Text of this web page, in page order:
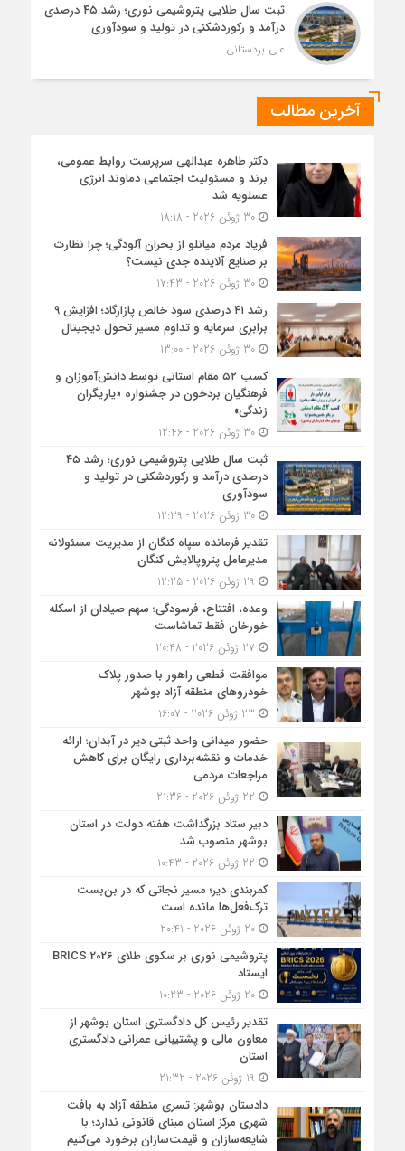
ثبت سال طلایی پتروشیمی نوری؛ رشد ۴۵ درصدی
درآمد و رکوردشکنی در تولید و سودآوری
علی بردستانی
آخرین مطالب
دکتر طاهره عبدالهی سرپرست روابط عمومی،
برند و مسئولیت اجتماعی دماوند انرژی
عسلویه شد
30 ژوئن 2026 - 18:18
فریاد مردم میانلو از بحران آلودگی؛ چرا نظارت
بر صنایع آلاینده جدی نیست؟
30 ژوئن 2026 - 17:43
رشد ۴۱ درصدی سود خالص پازارگاد؛ افزایش ۹
برابری سرمایه و تداوم مسیر تحول دیجیتال
30 ژوئن 2026 - 13:00
کسب ۵۲ مقام استانی توسط دانش‌آموزان و
فرهنگیان بردخون در جشنواره «یاریگران
زندگی»
30 ژوئن 2026 - 12:46
ثبت سال طلایی پتروشیمی نوری؛ رشد ۴۵
درصدی درآمد و رکوردشکنی در تولید و
سودآوری
30 ژوئن 2026 - 12:39
تقدیر فرمانده سپاه کنگان از مدیریت مسئولانه
مدیرعامل پتروپالایش کنگان
وعده، افتتاح، فرسودگی؛ سهم صیادان از اسکله
خورخان فقط تماشاست
موافقت قطعی راهور با صدور پلاک
خودروهای منطقه آزاد بوشهر
حضور میدانی واحد ثبتی دیر در آبدان؛ ارائه
خدمات و نقشه‌برداری رایگان برای کاهش
مراجعات مردمی
دبیر ستاد بزرگداشت هفته دولت در استان
بوشهر منصوب شد
کمربندی دیر؛ مسیر نجاتی که در بن‌بست
ترک‌فعل‌ها مانده است
20 ژوئن 2026 - 20:41
پتروشیمی نوری بر سکوی طلای BRICS 2026
ایستاد
20 ژوئن 2026 - 10:23
تقدیر رئیس کل دادگستری استان بوشهر از
معاون مالی و پشتیبانی عمرانی دادگستری
استان
دادستان بوشهر: تسری منطقه آزاد به بافت
شهری مرکز استان مبنای قانونی ندارد؛ با
شایعه‌سازان و قیمت‌سازان برخورد می‌کنیم